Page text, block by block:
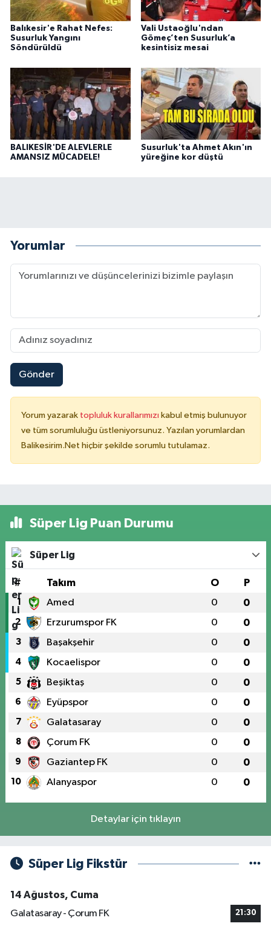
Balıkesir'e Rahat Nefes:
Susurluk Yangını
Söndürüldü
Vali Ustaoğlu'ndan
Gömeç’ten Susurluk’a
kesintisiz mesai
BALIKESİR'DE ALEVLERLE
AMANSIZ MÜCADELE!
Susurluk'ta Ahmet Akın'ın
yüreğine kor düştü
Yorumlar
Gönder
Yorum yazarak topluluk kurallarımızı kabul etmiş bulunuyor
ve tüm sorumluluğu üstleniyorsunuz. Yazılan yorumlardan
Balikesirim.Net hiçbir şekilde sorumlu tutulamaz.
Süper Lig Puan Durumu
Süper Lig
# Takım O P
1 Amed 0 0
2 Erzurumspor FK 0 0
3 Başakşehir 0 0
4 Kocaelispor 0 0
5 Beşiktaş 0 0
6 Eyüpspor 0 0
7 Galatasaray 0 0
8 Çorum FK 0 0
9 Gaziantep FK 0 0
10 Alanyaspor 0 0
Detaylar için tıklayın
Süper Lig Fikstür
14 Ağustos, Cuma
Galatasaray - Çorum FK
21:30